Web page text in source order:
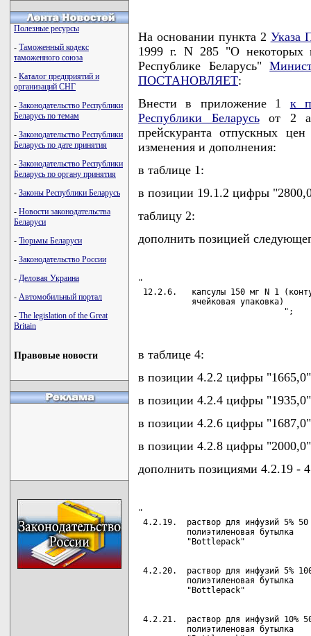
Полезные ресурсы
- Таможенный кодекс
таможенного союза
- Каталог предприятий и
организаций СНГ
- Законодательство Республики
Беларусь по темам
- Законодательство Республики
Беларусь по дате принятия
- Законодательство Республики
Беларусь по органу принятия
- Законы Республики Беларусь
- Новости законодательства
Беларуси
- Тюрьмы Беларуси
- Законодательство России
- Деловая Украина
- Автомобильный портал
- The legislation of the Great
Britain
Правовые новости
На основании пункта 2 Указа
1999 г. N 285 "О некоторых
Республике Беларусь"
ПОСТАНОВЛЯЕТ:
Внести в приложение 1 к
Республики Беларусьот 2
прейскуранта отпускных
изменения и дополнения:
в таблице 1:
в позиции 19.1.2 цифры
таблицу 2:
дополнить позицией
"
12.2.6.   капсулы 150 мг N 1
           ячейковая упаковка)
                              ";
в таблице 4:
в позиции 4.2.2 цифры
в позиции 4.2.4 цифры
в позиции 4.2.6 цифры
в позиции 4.2.8 цифры
дополнить позициями 4.2.19 -
"
4.2.19.  раствор для инфузий 5%
          полиэтиленовая бутылка
4.2.20.  раствор для инфузий 5%
          полиэтиленовая бутылка
4.2.21.  раствор для инфузий
          полиэтиленовая бутылка